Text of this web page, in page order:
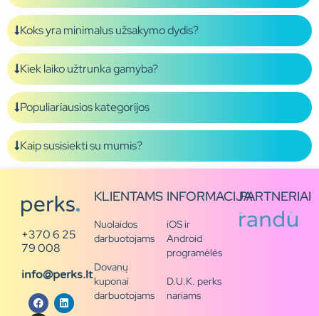
Koks yra minimalus užsakymo dydis?
Kiek laiko užtrunka gamyba?
Populiariausios kategorijos
Kaip susisiekti su mumis?
+370 6 25
79 008
info@perks.lt
KLIENTAMS
Nuolaidos
darbuotojams
Dovanų
kuponai
darbuotojams
INFORMACIJA
iOS ir
Android
programėlės
D.U.K. perks
nariams
PARTNERIAI